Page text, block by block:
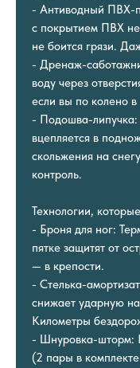
- Антиводный ПВХ-
с покрытием ПВХ не
не боится грязи.
- Дренаж-
воду через
если вы по колено в
- Подошва-липучка:
вцепляется в
скольжения на
контроль.
Технологии,
- Броня для ног:
пятке защитят от
— в крепости.
- Стелька-
снижает ударную
Километры
- Шнуровка-шторм:
(2 пары в